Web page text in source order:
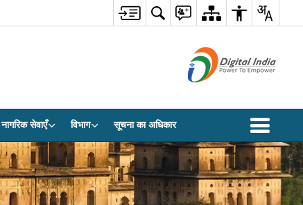
नागरिक सेवाएँ विभाग सूचना का अधिकार